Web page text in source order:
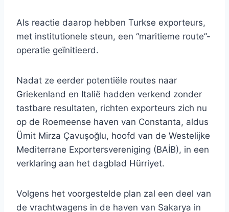
Als reactie daarop hebben Turkse exporteurs,
met institutionele steun, een “maritieme route”-
operatie geïnitieerd.
Nadat ze eerder potentiële routes naar
Griekenland en Italië hadden verkend zonder
tastbare resultaten, richten exporteurs zich nu
op de Roemeense haven van Constanta, aldus
Ümit Mirza Çavuşoğlu, hoofd van de Westelijke
Mediterrane Exportersvereniging (BAİB), in een
verklaring aan het dagblad Hürriyet.
Volgens het voorgestelde plan zal een deel van
de vrachtwagens in de haven van Sakarya in